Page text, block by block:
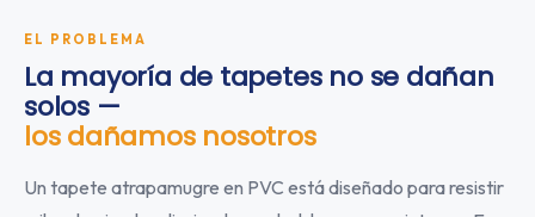
EL PROBLEMA
La mayoría de tapetes no se dañan
solos —
los dañamos nosotros
Un tapete atrapamugre en PVC está diseñado para resistir